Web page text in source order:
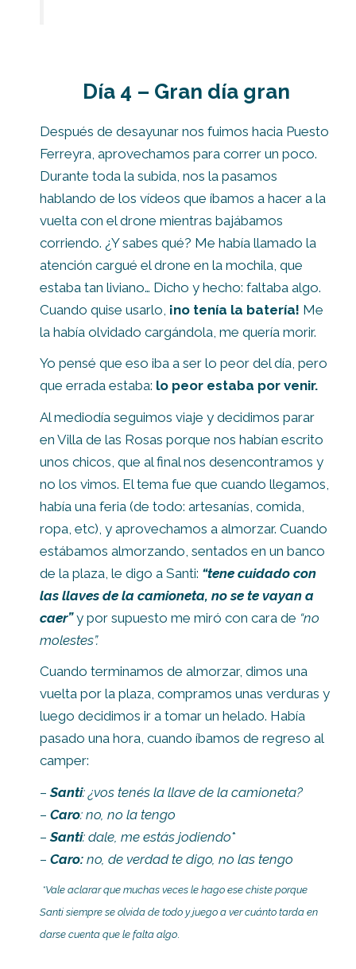
Día 4 – Gran día gran
Después de desayunar nos fuimos hacia Puesto
Ferreyra, aprovechamos para correr un poco.
Durante toda la subida, nos la pasamos
hablando de los vídeos que íbamos a hacer a la
vuelta con el drone mientras bajábamos
corriendo. ¿Y sabes qué? Me había llamado la
atención cargué el drone en la mochila, que
estaba tan liviano… Dicho y hecho: faltaba algo.
Cuando quise usarlo, ¡no tenía la batería! Me
la había olvidado cargándola, me quería morir.
Yo pensé que eso iba a ser lo peor del día, pero
que errada estaba: lo peor estaba por venir.
Al mediodía seguimos viaje y decidimos parar
en Villa de las Rosas porque nos habían escrito
unos chicos, que al final nos desencontramos y
no los vimos. El tema fue que cuando llegamos,
había una feria (de todo: artesanías, comida,
ropa, etc), y aprovechamos a almorzar. Cuando
estábamos almorzando, sentados en un banco
de la plaza, le digo a Santi: “tene cuidado con
las llaves de la camioneta, no se te vayan a
caer”y por supuesto me miró con cara de “no
molestes”.
Cuando terminamos de almorzar, dimos una
vuelta por la plaza, compramos unas verduras y
luego decidimos ir a tomar un helado. Había
pasado una hora, cuando íbamos de regreso al
camper:
–Santi: ¿vos tenés la llave de la camioneta?
– Caro: no, no la tengo
–Santi: dale, me estás jodiendo*
– Caro: no, de verdad te digo, no las tengo
*Vale aclarar que muchas veces le hago ese chiste porque
Santi siempre se olvida de todo y juego a ver cuánto tarda en
darse cuenta que le falta algo.